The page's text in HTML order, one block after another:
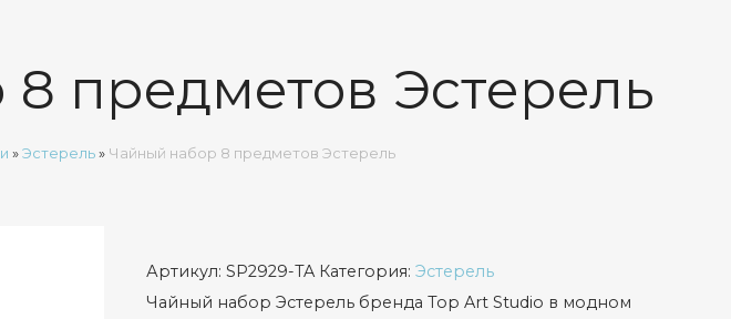
предметов Эстерель
»Эстерель» Чайный набор 8 предметов Эстерель
Артикул:SP2929-TA Категория:Эстерель
Чайный набор Эстерель бренда Top Art Studio в модном